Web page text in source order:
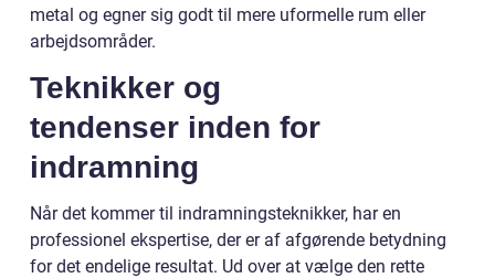
metal og egner sig godt til mere uformelle rum eller
arbejdsområder.
Teknikker og
tendenser inden for
indramning
Når det kommer til indramningsteknikker, har en
professionel ekspertise, der er af afgørende betydning
for det endelige resultat. Ud over at vælge den rette